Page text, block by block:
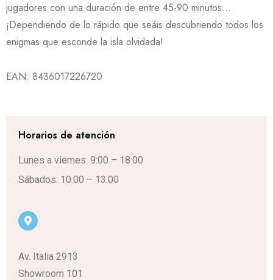
jugadores con una duración de entre 45-90 minutos…
¡Dependiendo de lo rápido que seáis descubriendo todos los
enigmas que esconde la isla olvidada!
EAN: 8436017226720
Horarios de atención
Lunes a viernes: 9:00 – 18:00
Sábados: 10:00 – 13:00
Av. Italia 2913
Showroom 101